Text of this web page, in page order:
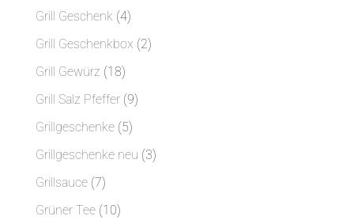
Produkte
Grill Geschenk 44
Produkte
Grill Geschenkbox 22
Grill Gewürz 1818
Produkte
Grill Salz Pfeffer 99
Grillgeschenke 55
Produkte
Grillgeschenke neu 33
Grillsauce 77
Produkte
Grüner Tee 1010